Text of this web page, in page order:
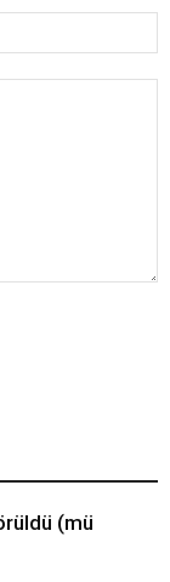
(mü